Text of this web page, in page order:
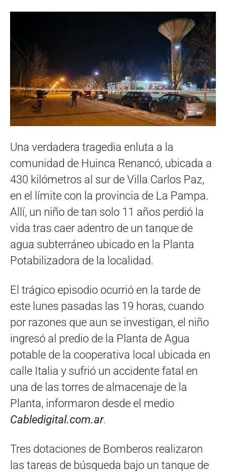
Una verdadera tragedia enluta a la
comunidad de Huinca Renancó, ubicada a
430 kilómetros al sur de Villa Carlos Paz,
en el límite con la provincia de La Pampa.
Allí, un niño de tan solo 11 años perdió la
vida tras caer adentro de un tanque de
agua subterráneo ubicado en la Planta
Potabilizadora de la localidad.
El trágico episodio ocurrió en la tarde de
este lunes pasadas las 19 horas, cuando
por razones que aun se investigan, el niño
ingresó al predio de la Planta de Agua
potable de la cooperativa local ubicada en
calle Italia y sufrió un accidente fatal en
una de las torres de almacenaje de la
Planta, informaron desde el medio
Cabledigital.com.ar.
Tres dotaciones de Bomberos realizaron
las tareas de búsqueda bajo un tanque de